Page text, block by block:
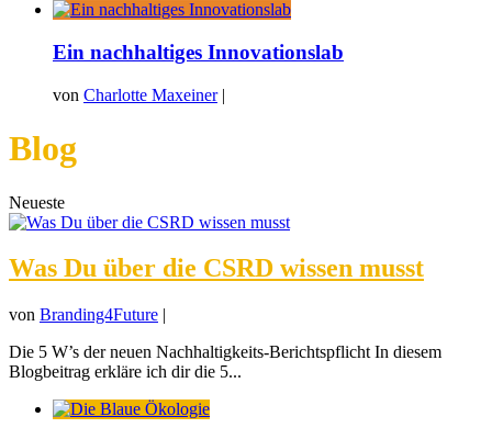
Ein nachhaltiges Innovationslab
von Charlotte Maxeiner|
Blog
Neueste
Was Du über die CSRD wissen musst
von Branding4Future |
Die 5 W’s der neuen Nachhaltigkeits-Berichtspflicht In diesem
Blogbeitrag erkläre ich dir die 5...